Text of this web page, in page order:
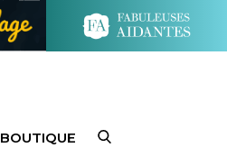
BOUTIQUE